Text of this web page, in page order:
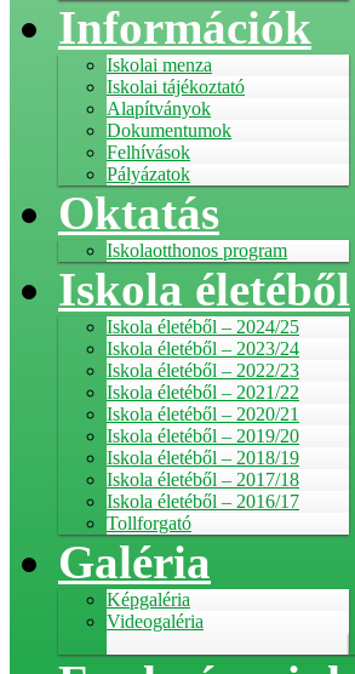
Információk
Iskolai menza
Iskolai tájékoztató
Alapítványok
Dokumentumok
Felhívások
Pályázatok
Oktatás
Iskolaotthonos program
Iskola életéből
Iskola életéből – 2024/25
Iskola életéből – 2023/24
Iskola életéből – 2022/23
Iskola életéből – 2021/22
Iskola életéből – 2020/21
Iskola életéből – 2019/20
Iskola életéből – 2018/19
Iskola életéből – 2017/18
Iskola életéből – 2016/17
Tollforgató
Galéria
Képgaléria
Videogaléria